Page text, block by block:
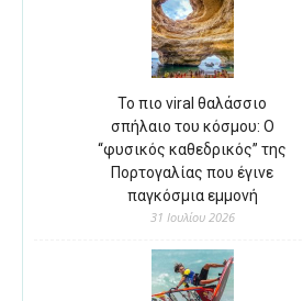
Το πιο viral θαλάσσιο
σπήλαιο του κόσμου: Ο
“φυσικός καθεδρικός” της
Πορτογαλίας που έγινε
παγκόσμια εμμονή
31 Ιουλίου 2026